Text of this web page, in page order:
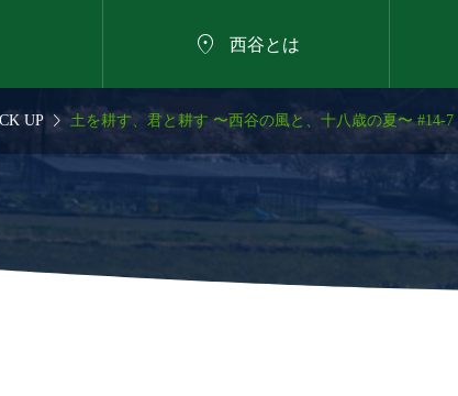
 西谷とは
2026年8月8日
夏の植物観察会
UP  土を耕す、君と耕す 〜西谷の風と、十八歳の夏〜 #14-7